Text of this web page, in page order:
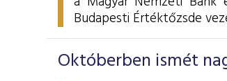
Budapesti Értéktőzsde
Októberben ismét